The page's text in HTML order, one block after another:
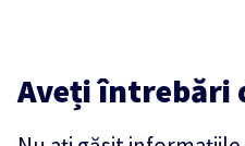
Aveți întrebări